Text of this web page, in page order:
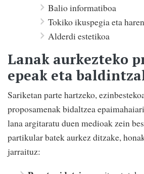
Balio informatiboa
Tokiko ikuspegia eta
Alderdi estetikoa
Lanak aurkezteko
epeak eta
Sariketan parte hartzeko,
proposamenak bidaltzea
lana argitaratu duen medioak zein
partikular batek aurkez ditzake,
jarraituz: